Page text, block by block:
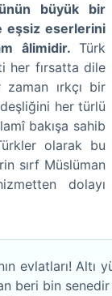
büyük bir
eşsiz eserlerini
âlimidir. Türk
her fırsatta dile
ırkçı bir
her türlü
bakışa sahib
olarak bu
sırf Müslüman
dolayı
evlatları! Altı
beri bin senedir